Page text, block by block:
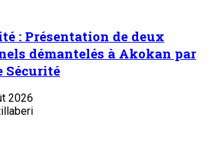
: Présentation de deux
démantelés à Akokan par
Sécurité
2026